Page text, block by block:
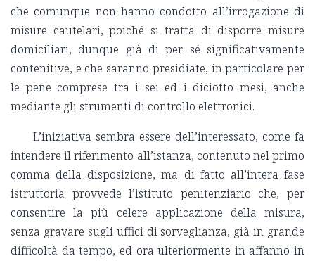
che comunque non hanno condotto all’irrogazione di
misure cautelari, poiché si tratta di disporre misure
domiciliari, dunque già di per sé significativamente
contenitive, e che saranno presidiate, in particolare per
le pene comprese tra i sei ed i diciotto mesi, anche
mediante gli strumenti di controllo elettronici.
L’iniziativa sembra essere dell’interessato, come fa
intendere il riferimento all’istanza, contenuto nel primo
comma della disposizione, ma di fatto all’intera fase
istruttoria provvede l’istituto penitenziario che, per
consentire la più celere applicazione della misura,
senza gravare sugli uffici di sorveglianza, già in grande
difficoltà da tempo, ed ora ulteriormente in affanno in